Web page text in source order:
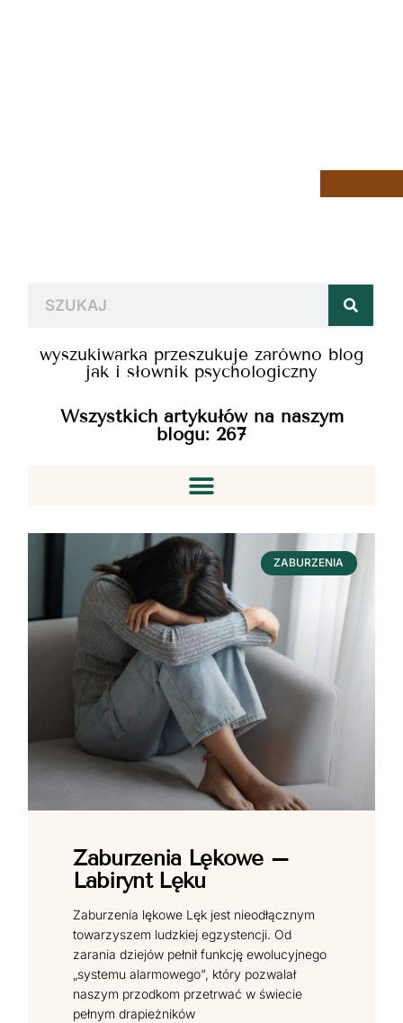
wyszukiwarka przeszukuje zarówno blog
jak i słownik psychologiczny
Wszystkich artykułów na naszym
blogu: 267
ZABURZENIA
Zaburzenia Lękowe –
Labirynt Lęku
Zaburzenia lękowe Lęk jest nieodłącznym
towarzyszem ludzkiej egzystencji. Od
zarania dziejów pełnił funkcję ewolucyjnego
„systemu alarmowego”, który pozwalał
naszym przodkom przetrwać w świecie
pełnym drapieżników